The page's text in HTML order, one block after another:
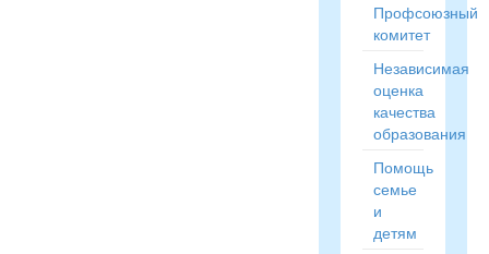
Профсоюзный
комитет
Независимая
оценка
качества
образования
Помощь
семье
и
детям